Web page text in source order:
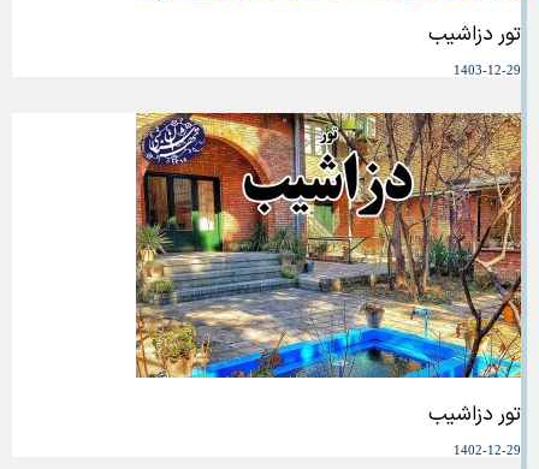
تور دزاشیب
1403-12-29
تور دزاشیب
1402-12-29